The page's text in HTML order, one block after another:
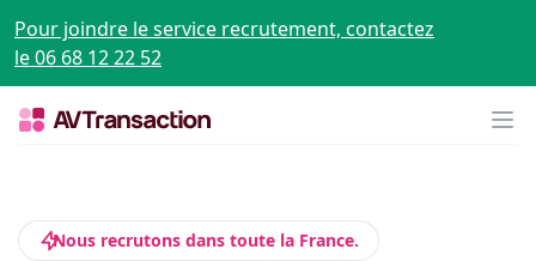
Pour joindre le service recrutement, contactez
le 06 68 12 22 52
Nous recrutons dans toute la France.